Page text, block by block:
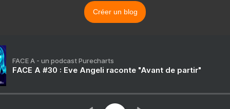
Créer un blog
FACE A - un podcast Purecharts
FACE A #30 : Eve Angeli raconte "Avant de partir"